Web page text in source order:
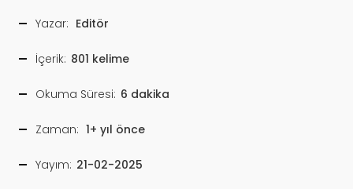
Yazar: Editör
İçerik: 801 kelime
Okuma Süresi: 6 dakika
Zaman: 1+ yıl önce
Yayım: 21-02-2025